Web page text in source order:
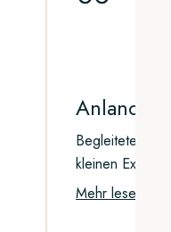
Begleitete
kleinen
Mehr lesen